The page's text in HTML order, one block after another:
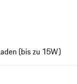
(bis zu 15W)